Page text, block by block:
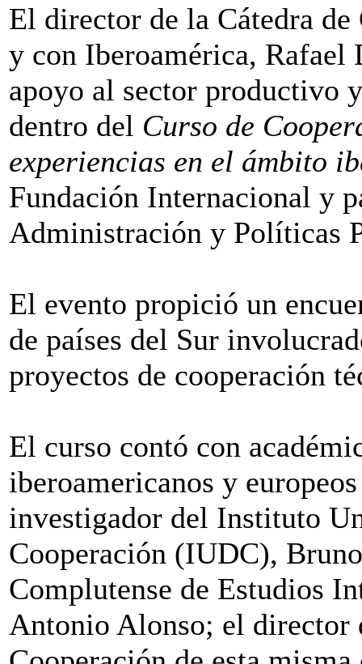
El director de la Cátedra
y con Iberoamérica, Rafael
apoyo al sector productivo
dentro del Curso de
experiencias en el ámbito
Fundación Internacional y
Administración y Políticas
El evento propició un
de países del Sur
proyectos de cooperación
El curso contó con
iberoamericanos y
investigador del Instituto
Cooperación (IUDC),
Complutense de Estudios
Antonio Alonso; el director